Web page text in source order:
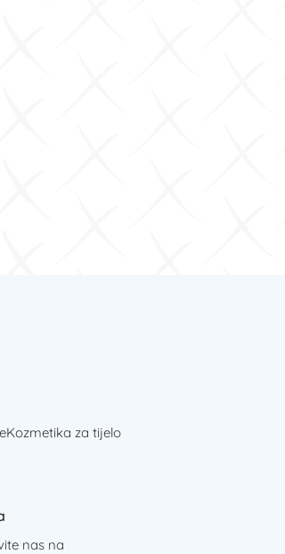
Kozmetika za tijelo
nas na